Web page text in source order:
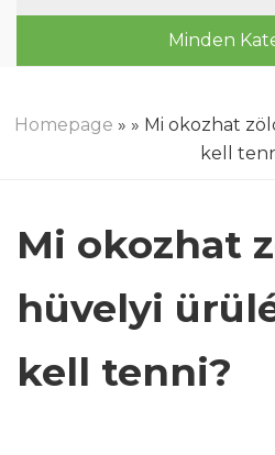
Minden
Homepage » » Mi okozhat
kell
Mi okozhat
hüvelyi
kell tenni?